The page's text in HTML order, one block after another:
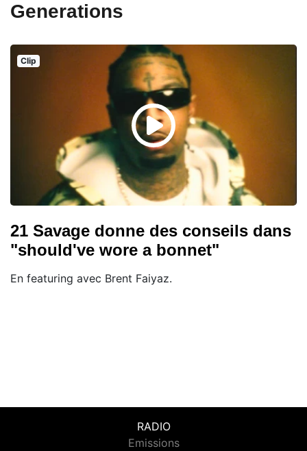
Generations
Clip
21 Savage donne des conseils dans
"should've wore a bonnet"
En featuring avec Brent Faiyaz.
RADIO
Emissions